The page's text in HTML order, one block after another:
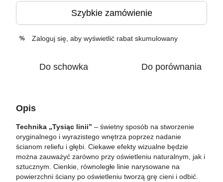
Szybkie zamówienie
% Zaloguj się , aby wyświetlić rabat skumulowany
Do schowka Do porównania
Opis
Technika „Tysiąc linii” – świetny sposób na stworzenie
oryginalnego i wyrazistego wnętrza poprzez nadanie
ścianom reliefu i głębi. Ciekawe efekty wizualne będzie
można zauważyć zarówno przy oświetleniu naturalnym, jak i
sztucznym. Cienkie, równoległe linie narysowane na
powierzchni ściany po oświetleniu tworzą grę cieni i odbić.